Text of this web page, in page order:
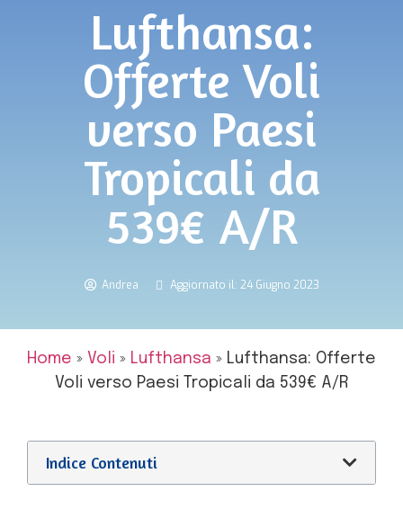
Lufthansa:
Offerte Voli
verso Paesi
Tropicali da
539€ A/R
Andrea Aggiornato il: 24 Giugno 2023
Home » Voli » Lufthansa » Lufthansa: Offerte
Voli verso Paesi Tropicali da 539€ A/R
Indice Contenuti